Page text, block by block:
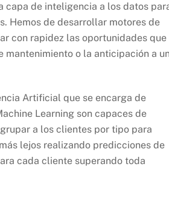
capa de inteligencia a los datos
Hemos de desarrollar motores de
con rapidez las oportunidades que
mantenimiento o la anticipación a
Artificial que se encarga de
Learning son capaces de
a los clientes por tipo para
lejos realizando predicciones de
cada cliente superando toda